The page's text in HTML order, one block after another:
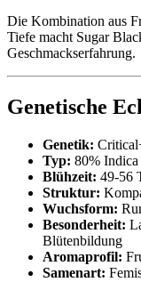
Die Kombination aus
Tiefe macht Sugar
Geschmackserfahrung.
Genetische
Genetik:
Typ: 80% Indica
Blühzeit: 49-56
Struktur:
Wuchsform:
Besonderheit:
Blütenbildung
Aromaprofil:
Samenart: